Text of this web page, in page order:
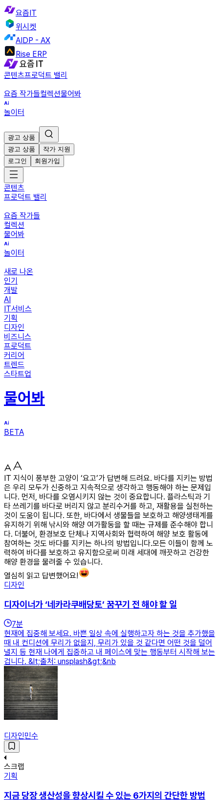
요즘IT
위시켓
AIDP - AX
Rise ERP
콘텐츠프로덕트 밸리
요즘 작가들컬렉션물어봐
놀이터
광고 상품
광고 상품
작가 지원
로그인
회원가입
콘텐츠
프로덕트 밸리
요즘 작가들
컬렉션
물어봐
놀이터
새로 나온
인기
개발
AI
IT서비스
기획
디자인
비즈니스
프로덕트
커리어
트렌드
스타트업
물어봐
BETA
IT 지식이 풍부한 고양이 ‘요고’가 답변해 드려요. 바다를 지키는 방법
은 우리 모두가 신중하고 지속적으로 생각하고 행동해야 하는 문제입
니다. 먼저, 바다를 오염시키지 않는 것이 중요합니다. 플라스틱과 기
타 쓰레기를 바다로 버리지 않고 분리수거를 하고, 재활용을 실천하는
것이 도움이 됩니다. 또한, 바다에서 생물들을 보호하고 해양생태계를
유지하기 위해 낚시와 해양 여가활동을 할 때는 규제를 준수해야 합니
다. 더불어, 환경보호 단체나 지역사회와 협력하여 해양 보호 활동에
참여하는 것도 바다를 지키는 하나의 방법입니다.모든 이들이 함께 노
력하여 바다를 보호하고 유지함으로써 미래 세대에 깨끗하고 건강한
해양 환경을 물려줄 수 있습니다.
열심히 읽고 답변했어요!
디자인
디자이너가 ‘네카라쿠배당토’ 꿈꾸기 전 해야 할 일
7분
현재에 집중해 보세요. 바쁜 일상 속에 실행하고자 하는 것을 추가했을
때 내 컨디션에 무리가 없을지, 무리가 있을 것 같다면 어떤 것을 덜어
낼지 등 현재 나에게 집중하고 내 페이스에 맞는 행동부터 시작해 보는
겁니다. &lt;출처: unsplash&gt;&nb
디자인민수
스크랩
기획
지금 당장 생산성을 향상시킬 수 있는 6가지의 간단한 방법